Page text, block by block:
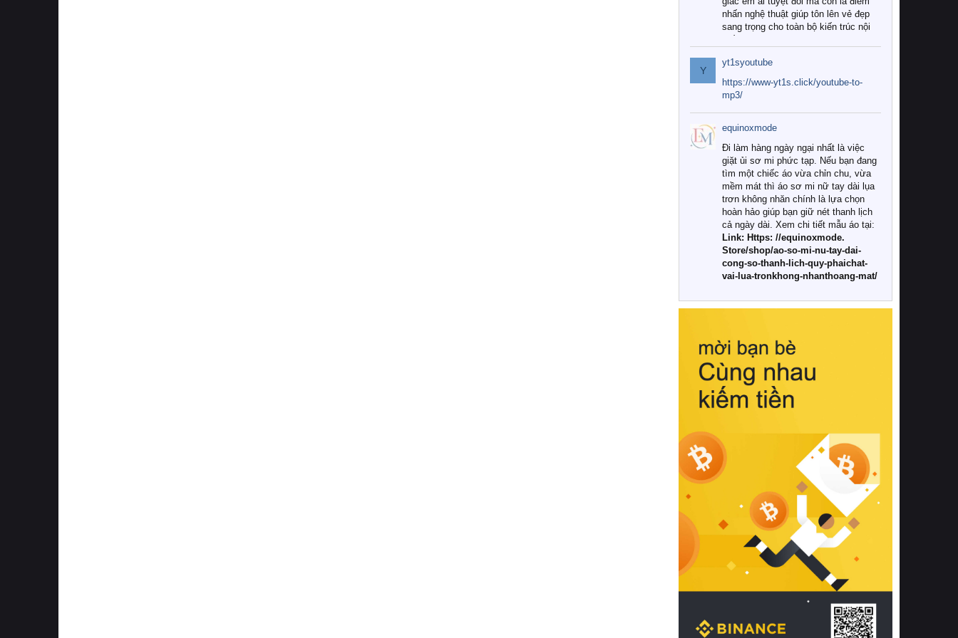
nhấn nghệ thuật giúp tôn lên vẻ đẹp
sang trọng cho toàn bộ kiến trúc nội
Tuy nhiên, giữa thị trường đa dạng
với vô vàn thương hiệu và mẫu mã
như hiện nay, làm thế nào để chọn
được những bộ chăn ga gối đệm cao
cấp thực sự chất lượng, phù hợp với
khí hậu và nhu cầu sử dụng của gia
đình? Hãy cùng chúng tôi đi tìm lời
giải đáp chi tiết qua bài viết dưới đây.
1. Tại sao các gia đình hiện đại lại ưa
chuộng chăn ga gối đệm cao cấp?
Khác với các dòng sản phẩm thông
thường, những bộ chăn ga gối đệm
cao cấp trải qua quy trình sản xuất
nghiêm ngặt từ khâu chọn lọc nguyên
liệu tự nhiên đến công nghệ dệt
nhuộm hiện đại không chứa hóa chất
này, bạn sẽ cảm nhận rõ rệt sự khác
hồi chuẩn xác của phần đệm nâng đỡ
cột sống.
Bên cạnh đó, việc lựa chọn các dòng
sản phẩm đạt chuẩn chất lượng quốc
tế còn giúp ngăn ngừa tình trạng kích
khuẩn và nấm mốc trong điều kiện
thời tiết nóng ẩm. Bạn có thể tìm hiểu
thêm các nghiên cứu khoa học về tác
động của giấc ngủ và môi trường
phòng ngủ đối với sức khỏe con
người tại Sleep Foundation (External
Link) để có cái nhìn toàn diện hơn.
2. Các tiêu chí vàng khi lựa chọn
chăn ga gối đệm cao cấp cho phòng
ngủ
Để sở hữu một bộ chăn ga gối đệm
cao cấp hoàn hảo cả về thẩm mỹ lẫn
công năng, người tiêu dùng cần cân
nhắc kỹ lưỡng các tiêu chí quan trọng
Y
yt1syoutube
https://www-yt1s.click/youtube-to-
mp3/
equinoxmode
Đi làm hàng ngày ngại nhất là việc
giặt ủi sơ mi phức tạp. Nếu bạn đang
tìm một chiếc áo vừa chỉn chu, vừa
mềm mát thì áo sơ mi nữ tay dài lụa
trơn không nhăn chính là lựa chọn
hoàn hảo giúp bạn giữ nét thanh lịch
cả ngày dài. Xem chi tiết mẫu áo tại:
Link: Https: //equinoxmode.
Store/shop/ao-so-mi-nu-tay-dai-
cong-so-thanh-lich-quy-phaichat-
vai-lua-tronkhong-nhanthoang-mat/